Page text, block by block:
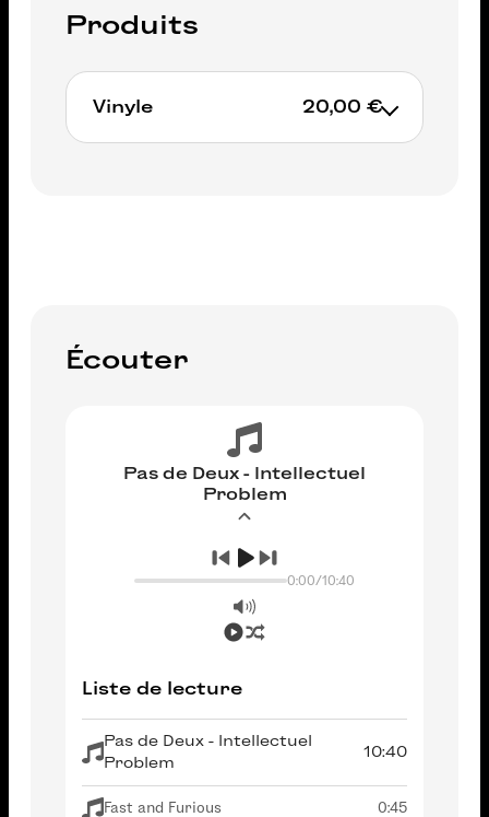
Produits
Vinyle 20,00 €
Écouter
Pas de Deux - Intellectuel
Problem
0:00/10:40
Liste de lecture
Pas de Deux - Intellectuel
Problem
10:40
Fast and Furious 0:45